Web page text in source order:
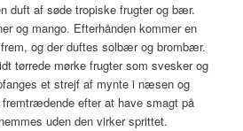
duft af søde tropiske frugter og bær.
og mango. Efterhånden kommer en
og der duftes solbær og brombær.
tørrede mørke frugter som svesker og
et strejf af mynte i næsen og
efter at have smagt på
uden den virker sprittet.